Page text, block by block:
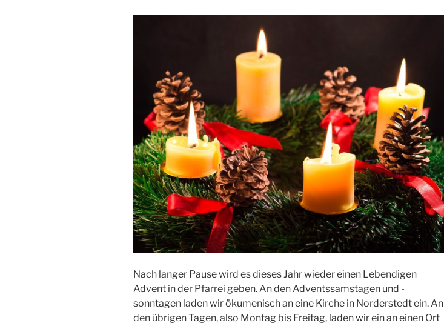
Nach langer Pause wird es dieses Jahr wieder einen Lebendigen
Advent in der Pfarrei geben. An den Adventssamstagen und -
sonntagen laden wir ökumenisch an eine Kirche in Norderstedt ein. An
den übrigen Tagen, also Montag bis Freitag, laden wir ein an einen Ort